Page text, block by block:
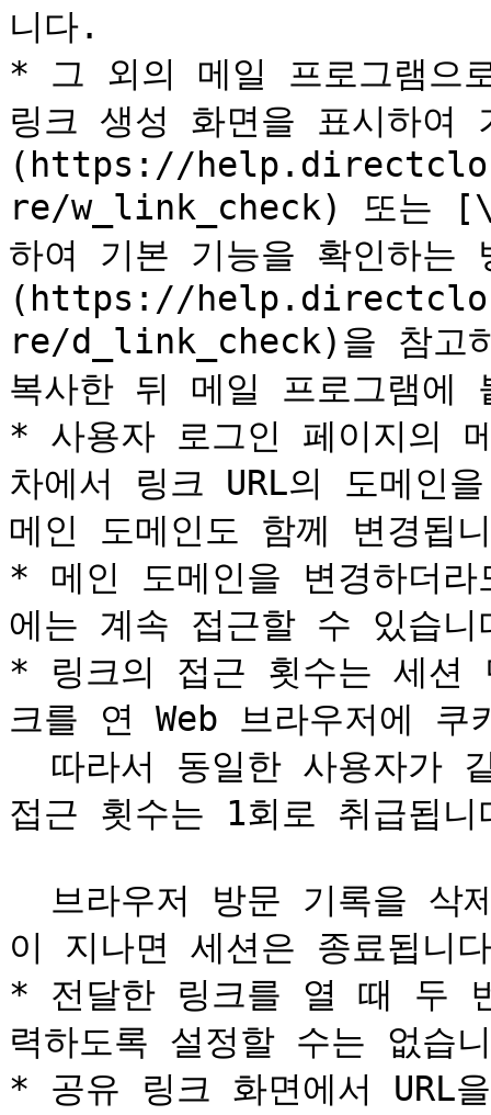
니다.
* 그 외의 메일 프로그램으
링크 생성 화면을 표시하여
(https://
re/w_link_check) 또는
하여 기본 기능을 확인하는
(https://
re/d_link_check)을 참고
복사한 뒤 메일 프로그램에
* 사용자 로그인 페이지의
차에서 링크 URL의 도메인
메인 도메인도 함께 변경됩
* 메인 도메인을 변경하더
에는 계속 접근할 수 있습
* 링크의 접근 횟수는 세션
크를 연 Web 브라우저에
접근 횟수는 1회로 취급됩
이 지나면 세션은 종료됩니
* 전달한 링크를 열 때 두
력하도록 설정할 수는 없습
* 공유 링크 화면에서 URL